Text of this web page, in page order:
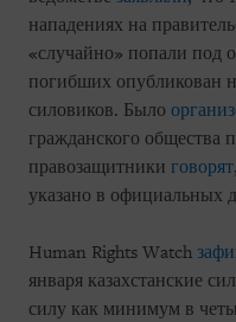
нападениях на
«случайно» попали под
погибших опубликован
силовиков. Было
гражданского
правозащитники говорят
указано в официальных
Human Rights Watch
января казахстанские
силу как минимум в